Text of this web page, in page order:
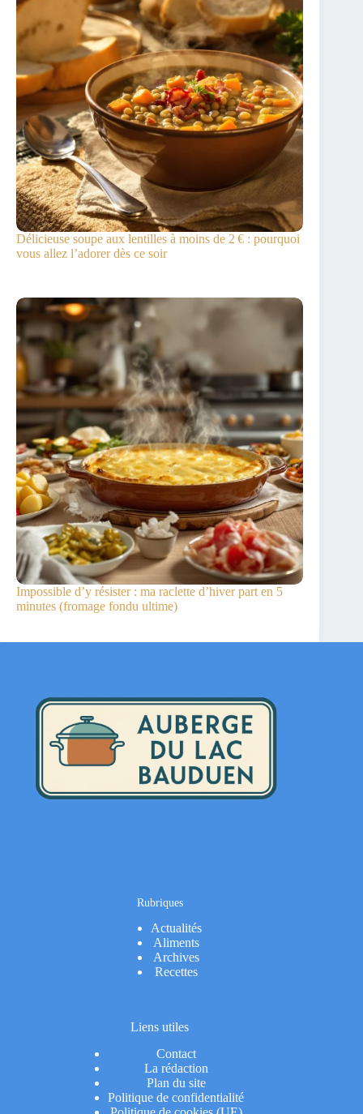
Délicieuse soupe aux lentilles à moins de 2 € : pourquoi
vous allez l’adorer dès ce soir
Impossible d’y résister : ma raclette d’hiver part en 5
minutes (fromage fondu ultime)
Rubriques
Actualités
Aliments
Archives
Recettes
Liens utiles
Contact
La rédaction
Plan du site
Politique de confidentialité